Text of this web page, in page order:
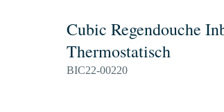
Cubic Regendouche
Thermostatisch
BIC22-00220